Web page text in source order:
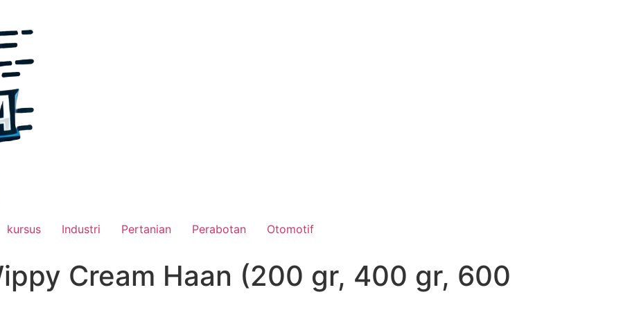
kursus Industri Pertanian Perabotan Otomotif
Cream Haan (200 gr, 400 gr, 600